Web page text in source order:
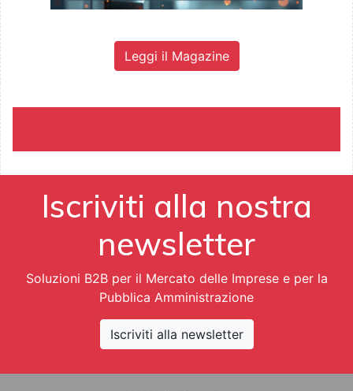
Leggi il Magazine
Iscriviti alla nostra
newsletter
Soluzioni B2B per il Mercato delle Imprese e per la
Pubblica Amministrazione
Iscriviti alla newsletter